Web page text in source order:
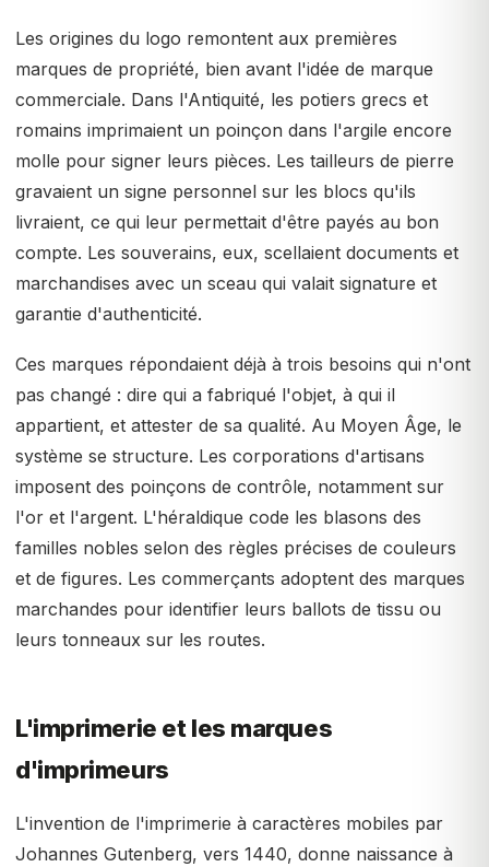
Les origines du logo remontent aux premières
marques de propriété, bien avant l'idée de marque
commerciale. Dans l'Antiquité, les potiers grecs et
romains imprimaient un poinçon dans l'argile encore
molle pour signer leurs pièces. Les tailleurs de pierre
gravaient un signe personnel sur les blocs qu'ils
livraient, ce qui leur permettait d'être payés au bon
compte. Les souverains, eux, scellaient documents et
marchandises avec un sceau qui valait signature et
garantie d'authenticité.
Ces marques répondaient déjà à trois besoins qui n'ont
pas changé : dire qui a fabriqué l'objet, à qui il
appartient, et attester de sa qualité. Au Moyen Âge, le
système se structure. Les corporations d'artisans
imposent des poinçons de contrôle, notamment sur
l'or et l'argent. L'héraldique code les blasons des
familles nobles selon des règles précises de couleurs
et de figures. Les commerçants adoptent des marques
marchandes pour identifier leurs ballots de tissu ou
leurs tonneaux sur les routes.
L'imprimerie et les marques
d'imprimeurs
L'invention de l'imprimerie à caractères mobiles par
Johannes Gutenberg, vers 1440, donne naissance à